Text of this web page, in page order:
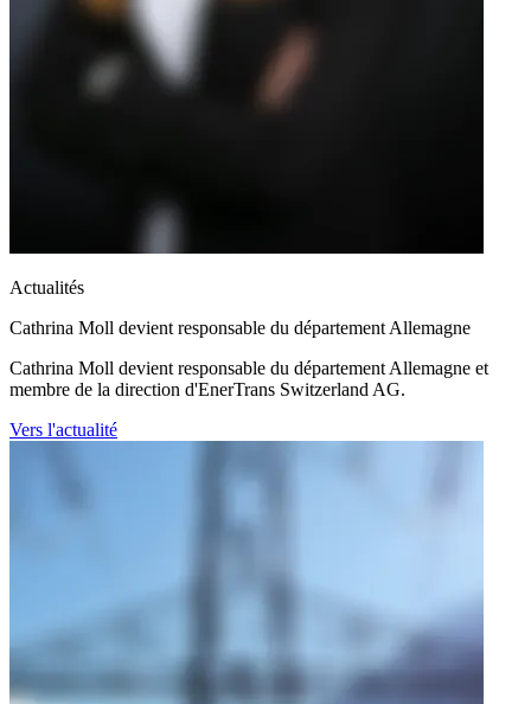
Actualités
Cathrina Moll devient responsable du département Allemagne
Cathrina Moll devient responsable du département Allemagne et
membre de la direction d'EnerTrans Switzerland AG.
Vers l'actualité